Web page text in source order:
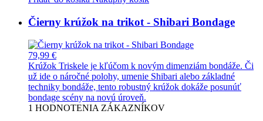
Čierny krúžok na trikot - Shibari Bondage
79,99 €
Krúžok Triskele je kľúčom k novým dimenziám bondáže. Či
už ide o náročné polohy, umenie Shibari alebo základné
techniky bondáže, tento robustný krúžok dokáže posunúť
bondage scény na novú úroveň.
1 HODNOTENIA ZÁKAZNÍKOV